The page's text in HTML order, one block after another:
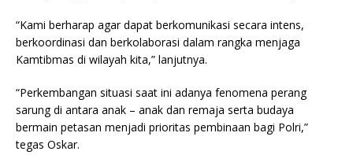
“Kami berharap agar dapat berkomunikasi secara intens,
berkoordinasi dan berkolaborasi dalam rangka menjaga
Kamtibmas di wilayah kita,” lanjutnya.
“Perkembangan situasi saat ini adanya fenomena perang
sarung di antara anak – anak dan remaja serta budaya
bermain petasan menjadi prioritas pembinaan bagi Polri,”
tegas Oskar.